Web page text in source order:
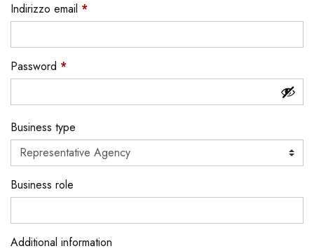
Indirizzo email *
Password *
Business type
Business role
Additional information